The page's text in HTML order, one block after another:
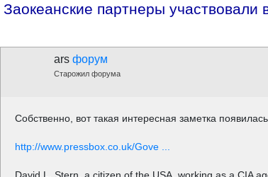
Заокеанские партнеры участвовали
ars форум
Старожил форума
Собственно, вот такая интересная заметка
http://www.pressbox.co.uk/Gove ...